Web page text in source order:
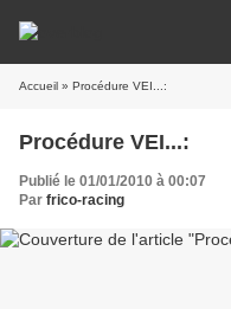
Accueil » Procédure VEI...:
Procédure VEI...:
Publié le 01/01/2010 à 00:07
Par frico-racing